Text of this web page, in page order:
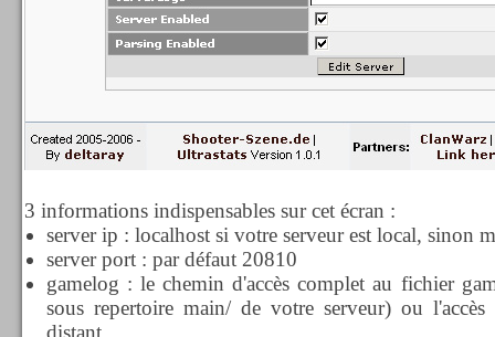
3 informations indispensables sur cet écran :
server ip : localhost si votre serveur est local, sinon
server port : par défaut 20810
gamelog : le chemin d'accès complet au fichier
sous repertoire main/ de votre serveur) ou
distant